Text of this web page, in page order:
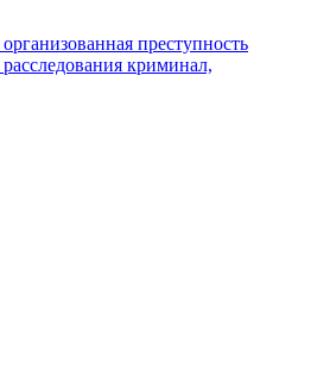
организованная преступность
расследования криминал,